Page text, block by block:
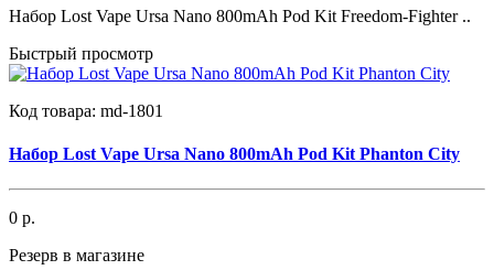
Набор Lost Vape Ursa Nano 800mAh Pod Kit Freedom-Fighter ..
Быстрый просмотр
Код товара: md-1801
Набор Lost Vape Ursa Nano 800mAh Pod Kit Phanton City
0 р.
Резерв в магазине